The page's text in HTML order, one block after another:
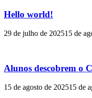
Hello world!
29 de julho de 202515 de
Alunos descobrem o
15 de agosto de 202515 de